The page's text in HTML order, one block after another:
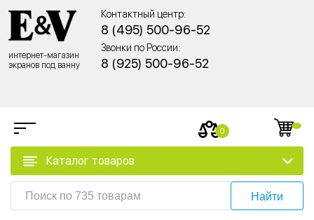
интернет-магазин
экранов под ванну
Контактный центр:
8 (495) 500-96-52
Звонки по России:
8 (925) 500-96-52
0
Каталог товаров
Найти